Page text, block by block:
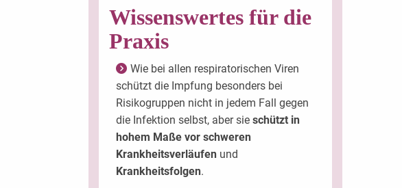
Wissenswertes für die
Praxis
Wie bei allen respiratorischen Viren
schützt die Impfung besonders bei
Risikogruppen nicht in jedem Fall gegen
die Infektion selbst, aber sie schützt in
hohem Maße vor schweren
Krankheitsverläufenund
Krankheitsfolgen.